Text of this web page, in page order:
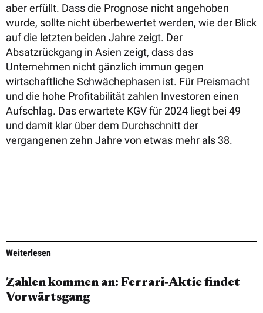
aber erfüllt. Dass die Prognose nicht angehoben
wurde, sollte nicht überbewertet werden, wie der Blick
auf die letzten beiden Jahre zeigt. Der
Absatzrückgang in Asien zeigt, dass das
Unternehmen nicht gänzlich immun gegen
wirtschaftliche Schwächephasen ist. Für Preismacht
und die hohe Profitabilität zahlen Investoren einen
Aufschlag. Das erwartete KGV für 2024 liegt bei 49
und damit klar über dem Durchschnitt der
vergangenen zehn Jahre von etwas mehr als 38.
Weiterlesen
Zahlen kommen an: Ferrari‑Aktie findet
Vorwärtsgang